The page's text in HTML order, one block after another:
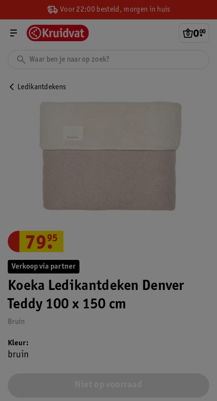
Voor 22:00 besteld, morgen in huis
0.
00
Ledikantdekens
Verkoop via partner
Koeka Ledikantdeken Denver
Teddy 100 x 150 cm
Bruin
79.
95
Kleur
bruin